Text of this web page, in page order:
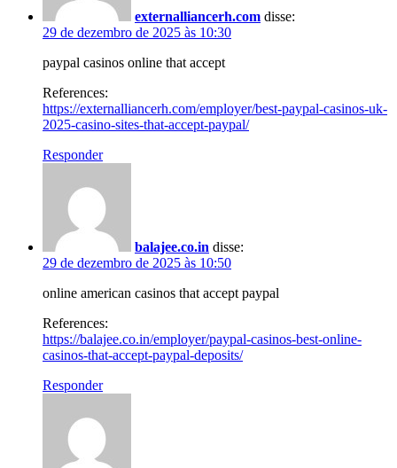
externalliancerh.com disse:
29 de dezembro de 2025 às 10:30
paypal casinos online that accept
References:
https://externalliancerh.com/employer/best-paypal-casinos-uk-
2025-casino-sites-that-accept-paypal/
Responder
balajee.co.in disse:
29 de dezembro de 2025 às 10:50
online american casinos that accept paypal
References:
https://balajee.co.in/employer/paypal-casinos-best-online-
casinos-that-accept-paypal-deposits/
Responder